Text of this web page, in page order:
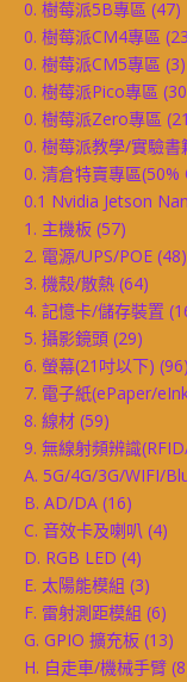
0. 樹莓派5B專區 (47)
0. 樹莓派CM4專區
0. 樹莓派CM5專區 (3)
0. 樹莓派Pico專區
0. 樹莓派Zero專區
0. 樹莓派教學/實驗書
0. 清倉特賣專區(50%
0.1 Nvidia Jetson
1. 主機板 (57)
2. 電源/UPS/POE (48)
3. 機殼/散熱 (64)
4. 記憶卡/儲存裝置
5. 攝影鏡頭 (29)
6. 螢幕(21吋以下) (96)
7. 電子紙(ePaper/
8. 線材 (59)
9. 無線射頻辨識
A. 5G/4G/3G/WIFI/
B. AD/DA (16)
C. 音效卡及喇叭 (4)
D. RGB LED (4)
E. 太陽能模組 (3)
F. 雷射測距模組 (6)
G. GPIO 擴充板 (13)
H. 自走車/機械手臂